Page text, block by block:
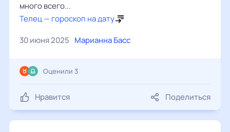
много всего...
Телец — гороскоп на дату
30 июня 2025 Марианна Басс
Нравится Поделиться
Оценили 3